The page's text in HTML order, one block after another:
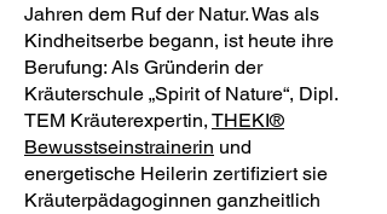
Jahren dem Ruf der Natur. Was als
Kindheitserbe begann, ist heute ihre
Berufung: Als Gründerin der
Kräuterschule „Spirit of Nature“, Dipl.
TEM Kräuterexpertin, THEKI®
Bewusstseinstrainerin und
energetische Heilerin zertifiziert sie
Kräuterpädagoginnen ganzheitlich